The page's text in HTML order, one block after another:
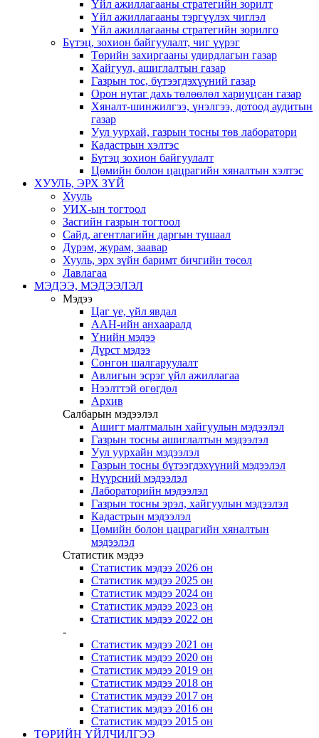
Үйл ажиллагааны стратегийн зорилт
Үйл ажиллагааны тэргүүлэх чиглэл
Үйл ажиллагааны стратегийн зорилго
Бүтэц, зохион байгуулалт, чиг үүрэг
Төрийн захиргааны удирдлагын газар
Хайгуул, ашиглалтын газар
Газрын тос, бүтээгдэхүүний газар
Орон нутаг дахь төлөөлөл хариуцсан газар
Хяналт-шинжилгээ, үнэлгээ, дотоод аудитын
газар
Уул уурхай, газрын тосны төв лаборатори
Кадастрын хэлтэс
Бүтэц зохион байгуулалт
Цөмийн болон цацрагийн хяналтын хэлтэс
ХУУЛЬ, ЭРХ ЗҮЙ
Хууль
УИХ-ын тогтоол
Засгийн газрын тогтоол
Сайд, агентлагийн даргын тушаал
Дүрэм, журам, заавар
Хууль, эрх зүйн баримт бичгийн төсөл
Лавлагаа
МЭДЭЭ, МЭДЭЭЛЭЛ
Мэдээ
Цаг үе, үйл явдал
ААН-ийн анхааралд
Үнийн мэдээ
Дүрст мэдээ
Сонгон шалгаруулалт
Авлигын эсрэг үйл ажиллагаа
Нээлттэй өгөгдөл
Архив
Салбарын мэдээлэл
Ашигт малтмалын хайгуулын мэдээлэл
Газрын тосны ашиглалтын мэдээлэл
Уул уурхайн мэдээлэл
Газрын тосны бүтээгдэхүүний мэдээлэл
Нүүрсний мэдээлэл
Лабораторийн мэдээлэл
Газрын тосны эрэл, хайгуулын мэдээлэл
Кадастрын мэдээлэл
Цөмийн болон цацрагийн хяналтын
мэдээлэл
Статистик мэдээ
Статистик мэдээ 2026 он
Статистик мэдээ 2025 он
Статистик мэдээ 2024 он
Статистик мэдээ 2023 он
Статистик мэдээ 2022 он
-
Статистик мэдээ 2021 он
Статистик мэдээ 2020 он
Статистик мэдээ 2019 он
Статистик мэдээ 2018 он
Статистик мэдээ 2017 он
Статистик мэдээ 2016 он
Статистик мэдээ 2015 он
ТӨРИЙН ҮЙЛЧИЛГЭЭ